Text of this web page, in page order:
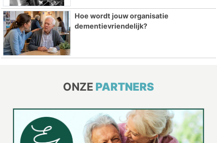
Hoe wordt jouw organisatie
dementievriendelijk?
ONZE PARTNERS